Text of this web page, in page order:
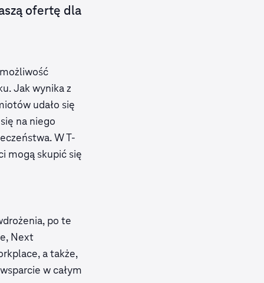
ofertę dla
Jak wynika z
udało się
na niego
W T-
mogą skupić się
po te
Next
a także,
w całym